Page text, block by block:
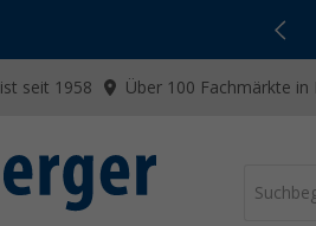
seit 1958 Über 100 Fachmärkte in